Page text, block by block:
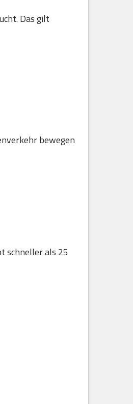
Das gilt
bewegen
schneller als 25